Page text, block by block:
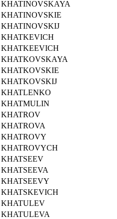
KHATINOVSKAYA
KHATINOVSKIE
KHATINOVSKIJ
KHATKEVICH
KHATKEEVICH
KHATKOVSKAYA
KHATKOVSKIE
KHATKOVSKIJ
KHATLENKO
KHATMULIN
KHATROV
KHATROVA
KHATROVY
KHATROVYCH
KHATSEEV
KHATSEEVA
KHATSEEVY
KHATSKEVICH
KHATULEV
KHATULEVA